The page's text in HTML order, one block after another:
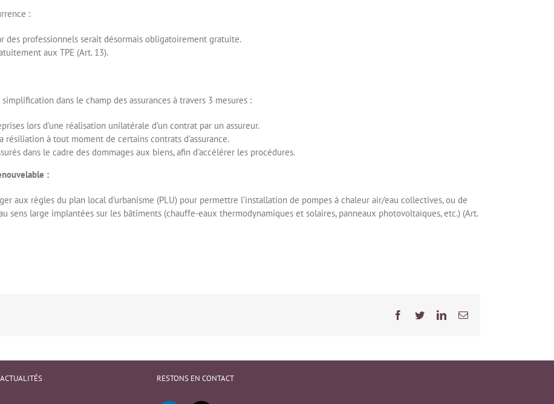
:
des professionnels serait désormais obligatoirement gratuite.
aux TPE (Art. 13).
dans le champ des assurances à travers 3 mesures :
lors d’une réalisation unilatérale d’un contrat par un assureur.
à tout moment de certains contrats d’assurance.
dans le cadre des dommages aux biens, afin d’accélérer les procédures.
:
aux règles du plan local d’urbanisme (PLU) pour permettre l’installation de pompes à chaleur air/eau collectives, ou de
sens large implantées sur les bâtiments (chauffe-eaux thermodynamiques et solaires, panneaux photovoltaïques, etc.) (Art.
Facebook
TwitterLinkedInEmail
RESTONS EN CONTACT